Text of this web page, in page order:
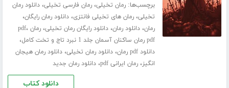
برچسب‌ها:رمان تخیلی،رمان فارسی تخیلی،دانلود رمان
تخیلی،رمان های تخیلی فانتزی،دانلود رمان رایگان،
رمان،دانلود رمان،دانلود رایگان رمان تخیلی،رمان pdf ،
pdf رمان ساکنان آسمان جلد 1 نبرد تاج و تخت کامل ،
دانلود pdf رمان ،دانلود رمان تخیلی،دانلود رمان هیجان
انگیز،رمان ایرانی pdf ،دانلود رمان جدید
دانلود کتاب